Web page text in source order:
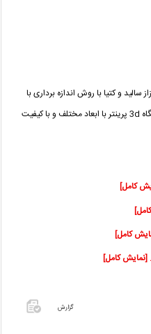
و کتیا با روش اندازه برداری با
اپتیک و cmm و ساخت قطعات نمونه با دستگاه 3d پرینتر با ابعاد مختلف و با کیفیت
کامل]
کامل]
گزارش